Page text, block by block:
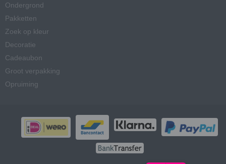
Ondergrond
Pakketten
Zoek op kleur
Decoratie
Cadeaubon
Groot verpakking
Opruiming